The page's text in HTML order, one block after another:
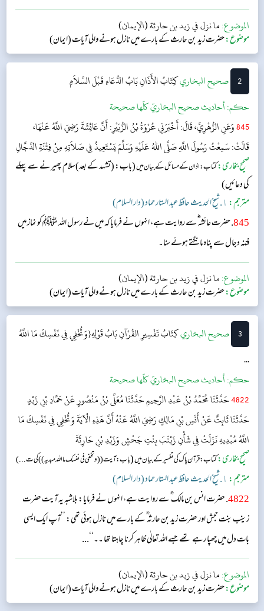
آتا ہوں۔ اے اللہ! میں گناہ اور قرض سے تیری پناہ کا طالب ہوں۔‘‘ آپ سے کسی نے ...
الموضوع:ما نزل في زيد بن حارثة (الإيمان)
موضوع:حضرت زید بن حارث کے بارے میں نازل ہونے والی آیات (ایمان)
2 ‌‌صحيح البخاريكِتَابُ الأَذَانِبَابُ الدُّعَاءِ قَبْلَ السَّلاَمِ
حکم:أحاديث صحيح البخاريّ كلّها صحيحة
845وَعَنِ الزُّهْرِيِّ، قَالَ: أَخْبَرَنِي عُرْوَةُ بْنُ الزُّبَيْرِ: أَنَّ عَائِشَةَ رَضِيَ اللَّهُ عَنْهَا،
قَالَتْ: سَمِعْتُ رَسُولَ اللَّهِ صَلَّى اللهُ عَلَيْهِ وَسَلَّمَ يَسْتَعِيذُ فِي صَلاَتِهِ مِنْ فِتْنَةِ الدَّجَّالِ
صحیح بخاری:کتاب: اذان کے مسائل کے بیان میں(باب: (تشہد کے بعد)سلام پھیرنے سے پہلے
کی دعائیں)
مترجم: ١. شیخ الحدیث حافظ عبد الستار حماد (دار السلام)
845. حضرت عائشہ ؓ سے روایت ہے، انہوں نے فرمایا کہ میں نے رسول اللہ ﷺ کو نماز میں
فتنہ دجال سے پناہ مانگتے ہوئے سنا۔
الموضوع:ما نزل في زيد بن حارثة (الإيمان)
موضوع:حضرت زید بن حارث کے بارے میں نازل ہونے والی آیات (ایمان)
3 ‌‌صحيح البخاريكِتَابُ تَفْسِيرِ القُرْآنِبَابُ قَوْلِهِ{وَتُخْفِي فِي نَفْسِكَ مَا اللَّهُ
...
حکم:أحاديث صحيح البخاريّ كلّها صحيحة
4822حَدَّثَنَا مُحَمَّدُ بْنُ عَبْدِ الرَّحِيمِ حَدَّثَنَا مُعَلَّى بْنُ مَنْصُورٍ عَنْ حَمَّادِ بْنِ زَيْدٍ
حَدَّثَنَا ثَابِتٌ عَنْ أَنَسِ بْنِ مَالِكٍ رَضِيَ اللَّهُ عَنْهُ أَنَّ هَذِهِ الْآيَةَ وَتُخْفِي فِي نَفْسِكَ مَا
اللَّهُ مُبْدِيهِ نَزَلَتْ فِي شَأْنِ زَيْنَبَ بِنْتِ جَحْشٍ وَزَيْدِ بْنِ حَارِثَةَ
صحیح بخاری:کتاب: قرآن پاک کی تفسیر کے بیان میں(باب: آیت (( وتخفی فی نفسک ما اللہ مبدیہ )) کی ت...)
مترجم: ١. شیخ الحدیث حافظ عبد الستار حماد (دار السلام)
4822. حضرت انس بن مالک ؓ سے روایت ہے، انہوں نے فرمایا: بلاشبہ یہ آیت حضرت
زینب بنت حجش اور حضرت زید بن حارثہ ؓ کے بارے میں نازل ہوئی تھی: ’’آپ ایک ایسی
بات دل میں چھپا رہے تھے جسے اللہ تعالٰی ظاہر کرنا چاہتا تھا ۔۔‘‘...
الموضوع:ما نزل في زيد بن حارثة (الإيمان)
موضوع:حضرت زید بن حارث کے بارے میں نازل ہونے والی آیات (ایمان)